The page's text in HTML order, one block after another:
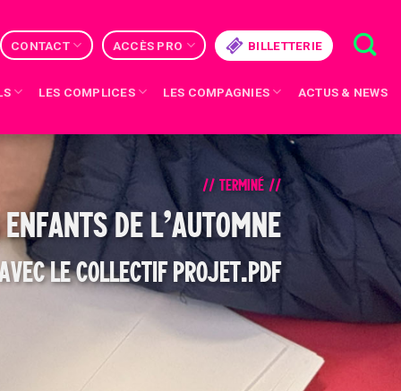
CONTACT ACCÈS PRO BILLETTERIE
LES COMPLICES LES COMPAGNIES ACTUS & NEWS
// TERMINÉ //
DE L’AUTOMNE
LE COLLECTIF PROJET.PDF